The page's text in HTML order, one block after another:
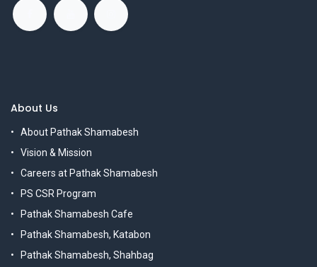
About Us
About Pathak Shamabesh
Vision & Mission
Careers at Pathak Shamabesh
PS CSR Program
Pathak Shamabesh Cafe
Pathak Shamabesh, Katabon
Pathak Shamabesh, Shahbag